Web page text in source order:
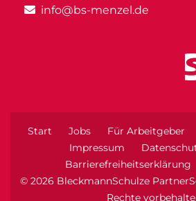
info@bs-menzel.de
Start Jobs Für Arbeitgeber
Impressum
Barrierefreiheitserklärung
© 2026 BleckmannSchulze
Rechte